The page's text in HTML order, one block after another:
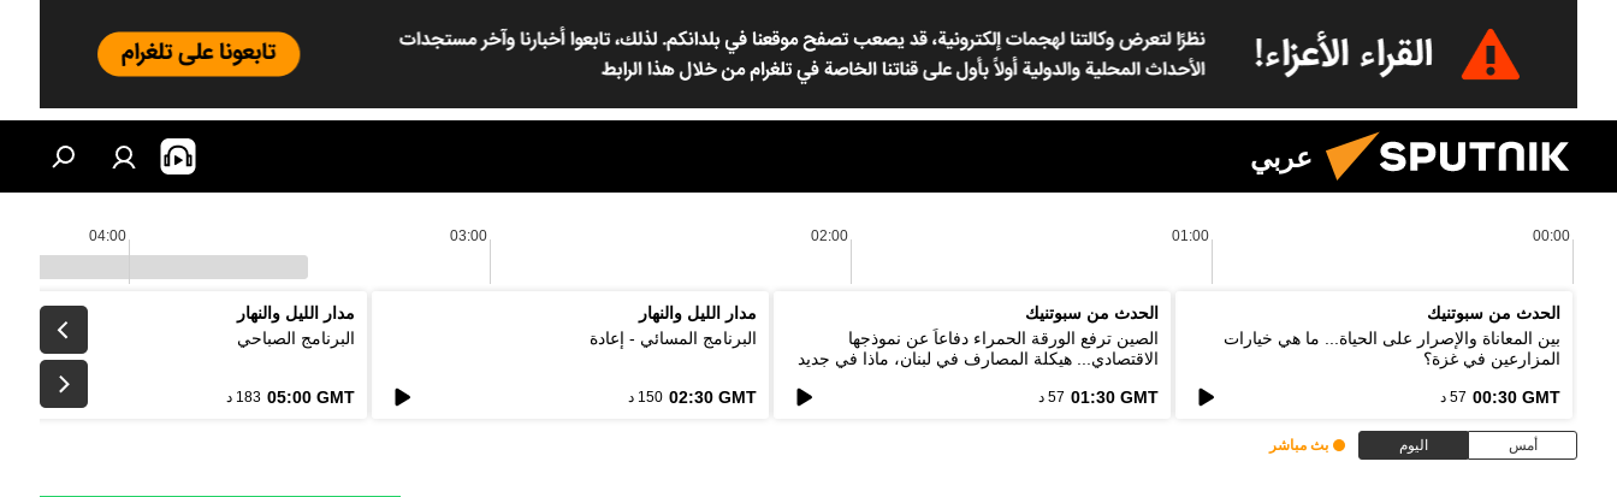
عربي
00:00
01:00
02:00
03:00
04:00
الحدث من سبوتنيك
بين المعاناة والإصرار على الحياة... ما هي خيارات
المزارعين في غزة؟
00:30 GMT 57 د
الحدث من سبوتنيك
الصين ترفع الورقة الحمراء دفاعاً عن نموذجها
الاقتصادي... هيكلة المصارف في لبنان، ماذا في جديد
01:30 GMT 57 د
مدار الليل والنهار
البرنامج المسائي - إعادة
02:30 GMT 150 د
مدار الليل والنهار
البرنامج الصباحي
05:00 GMT 183 د
أمس اليوم بث مباشر